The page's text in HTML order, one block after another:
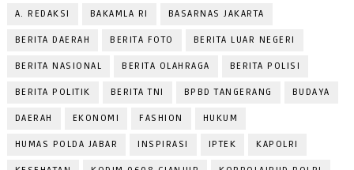
A. REDAKSI BAKAMLA RI BASARNAS JAKARTA
BERITA DAERAH BERITA FOTO BERITA LUAR NEGERI
BERITA NASIONAL BERITA OLAHRAGA BERITA POLISI
BERITA POLITIK BERITA TNI BPBD TANGERANG BUDAYA
DAERAH EKONOMI FASHION HUKUM
HUMAS POLDA JABAR INSPIRASI IPTEK KAPOLRI